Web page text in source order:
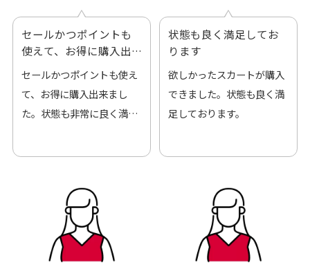
セールかつポイントも
使えて、お得に購入出
来ました
セールかつポイントも使え
て、お得に購入出来まし
た。状態も非常に良く満足
状態も良く満足してお
ります
欲しかったスカートが購入
できました。状態も良く満
足しております。